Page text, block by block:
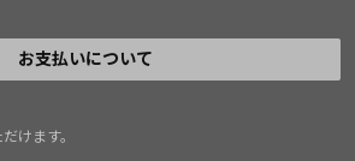
お支払いについて
けます。